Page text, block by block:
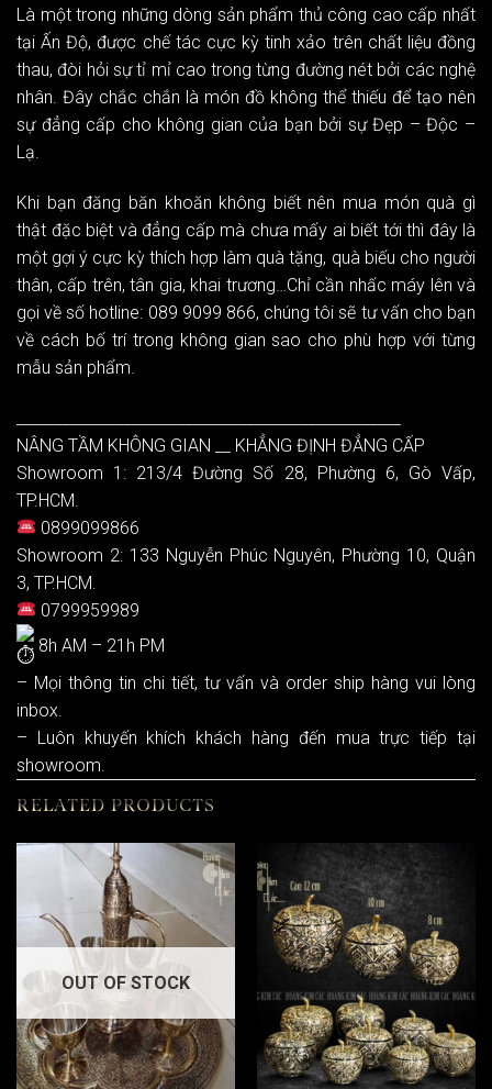
Là một trong những dòng sản phẩm thủ công cao cấp nhất
tại Ấn Độ, được chế tác cực kỳ tinh xảo trên chất liệu đồng
thau, đòi hỏi sự tỉ mỉ cao trong từng đường nét bởi các nghệ
nhân. Đây chắc chắn là món đồ không thể thiếu để tạo nên
sự đẳng cấp cho không gian của bạn bởi sự Đẹp – Độc –
Lạ.
Khi bạn đăng băn khoăn không biết nên mua món quà gì
thật đặc biệt và đẳng cấp mà chưa mấy ai biết tới thì đây là
một gợi ý cực kỳ thích hợp làm quà tặng, quà biếu cho người
thân, cấp trên, tân gia, khai trương…Chỉ cần nhấc máy lên và
gọi về số hotline: 089 9099 866, chúng tôi sẽ tư vấn cho bạn
về cách bố trí trong không gian sao cho phù hợp với từng
mẫu sản phẩm.
NÂNG TẦM KHÔNG GIAN __ KHẲNG ĐỊNH ĐẲNG CẤP
Showroom 1: 213/4 Đường Số 28, Phường 6, Gò Vấp,
TP.HCM.
0899099866
Showroom 2: 133 Nguyễn Phúc Nguyên, Phường 10, Quận
3, TP.HCM.
0799959989
8h AM – 21h PM
– Mọi thông tin chi tiết, tư vấn và order ship hàng vui lòng
inbox.
– Luôn khuyến khích khách hàng đến mua trực tiếp tại
showroom.
RELATED PRODUCTS
OUT OF STOCK